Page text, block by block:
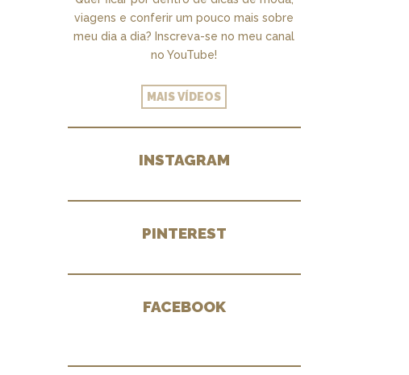
viagens e conferir um pouco mais sobre
meu dia a dia? Inscreva-se no meu canal
no YouTube!
MAIS VÍDEOS
INSTAGRAM
PINTEREST
FACEBOOK